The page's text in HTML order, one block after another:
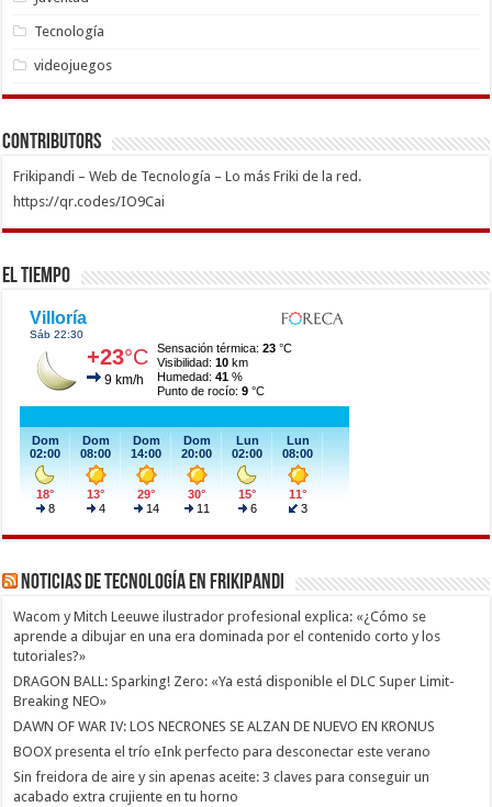
Tecnología
videojuegos
Contributors
Frikipandi – Web de Tecnología – Lo más Friki de la red.
https://qr.codes/IO9Cai
El Tiempo
Noticias de Tecnología en Frikipandi
Wacom y Mitch Leeuwe ilustrador profesional explica: «¿Cómo se
aprende a dibujar en una era dominada por el contenido corto y los
tutoriales?»
DRAGON BALL: Sparking! Zero: «Ya está disponible el DLC Super Limit-
Breaking NEO»
DAWN OF WAR IV: LOS NECRONES SE ALZAN DE NUEVO EN KRONUS
BOOX presenta el trío eInk perfecto para desconectar este verano
Sin freidora de aire y sin apenas aceite: 3 claves para conseguir un
acabado extra crujiente en tu horno